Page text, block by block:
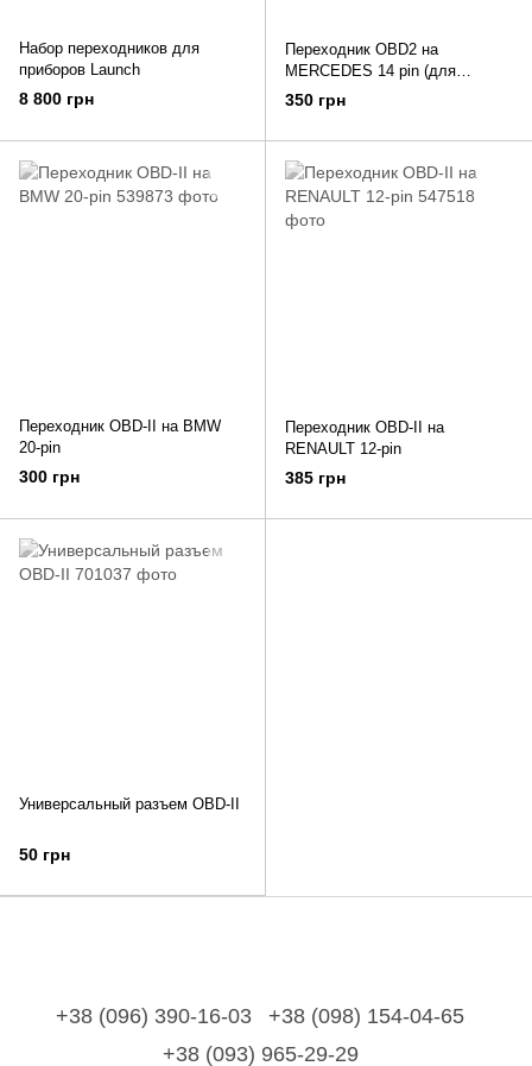
Набор переходников для
приборов Launch
8 800 грн
Переходник OBD2 на
MERCEDES 14 pin (для
Sprinter, VW LT, SsangYong)
350 грн
Переходник OBD-II на BMW
20-pin
300 грн
Переходник OBD-II на
RENAULT 12-pin
385 грн
Универсальный разъем OBD-II
50 грн
+38 (096) 390-16-03
+38 (098) 154-04-65
+38 (093) 965-29-29